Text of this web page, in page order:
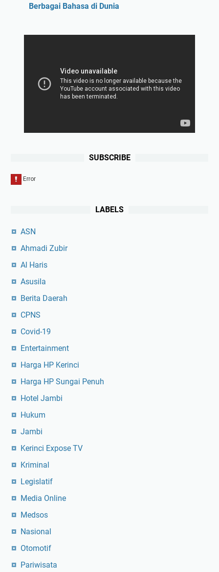
Berbagai Bahasa di Dunia
SUBSCRIBE
LABELS
ASN
Ahmadi Zubir
Al Haris
Asusila
Berita Daerah
CPNS
Covid-19
Entertainment
Harga HP Kerinci
Harga HP Sungai Penuh
Hotel Jambi
Hukum
Jambi
Kerinci Expose TV
Kriminal
Legislatif
Media Online
Medsos
Nasional
Otomotif
Pariwisata